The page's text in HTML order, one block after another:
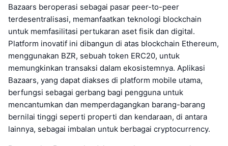
Bazaars beroperasi sebagai pasar peer-to-peer
terdesentralisasi, memanfaatkan teknologi blockchain
untuk memfasilitasi pertukaran aset fisik dan digital.
Platform inovatif ini dibangun di atas blockchain Ethereum,
menggunakan BZR, sebuah token ERC20, untuk
memungkinkan transaksi dalam ekosistemnya. Aplikasi
Bazaars, yang dapat diakses di platform mobile utama,
berfungsi sebagai gerbang bagi pengguna untuk
mencantumkan dan memperdagangkan barang-barang
bernilai tinggi seperti properti dan kendaraan, di antara
lainnya, sebagai imbalan untuk berbagai cryptocurrency.